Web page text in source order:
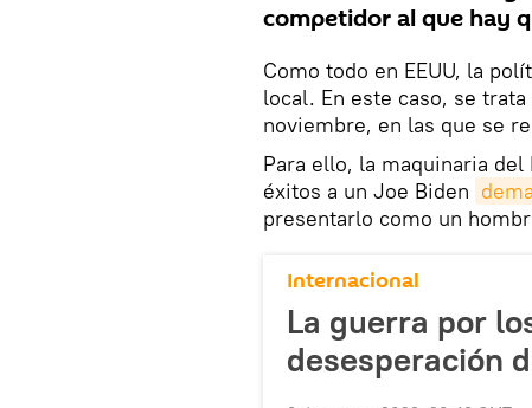
competidor al que hay
Como todo en EEUU, la
local. En este caso, se
noviembre, en las que se
Para ello, la maquinaria
éxitos a un Joe Biden
presentarlo como un
Internacional
La guerra por
desesperación